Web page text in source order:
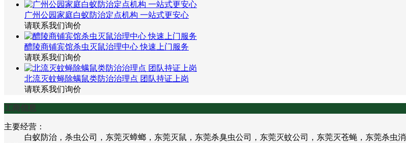
广州公园家庭白蚁防治定点机构 一站式更安心
请联系我们询价
醴陵商铺宾馆杀虫灭鼠治理中心 快速上门服务
请联系我们询价
北流灭蚊蝇除螨鼠类防治治理点 团队持证上岗
请联系我们询价
工商信息
主要经营：
白蚁防治，杀虫公司，东莞灭蟑螂，东莞灭鼠，东莞杀臭虫公司，东莞灭蚊公司，东莞灭苍蝇，东莞杀虫消